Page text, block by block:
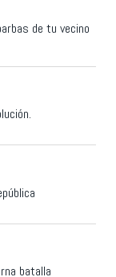
de tu vecino
batalla